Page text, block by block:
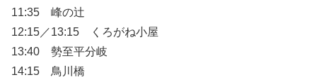
11:35 峰の辻
12:15／13:15 くろがね小屋
13:40 勢至平分岐
14:15 鳥川橋